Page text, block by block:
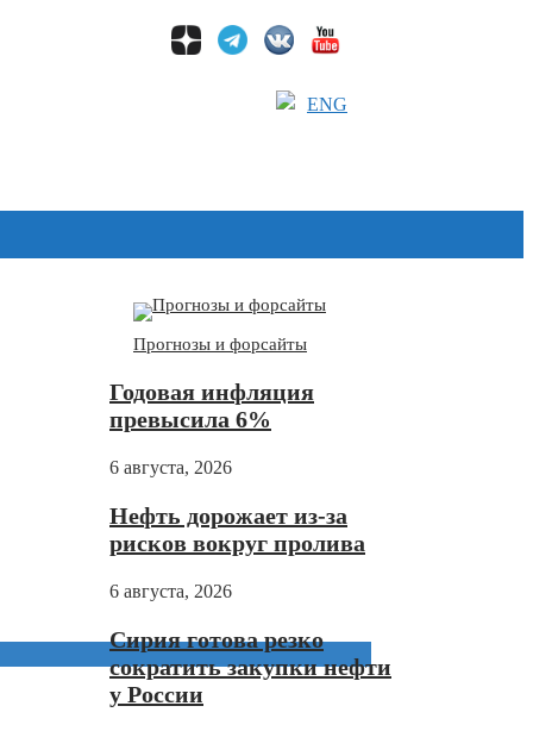
ENG
Прогнозы и форсайты
Годовая инфляция
превысила 6%
6 августа, 2026
Нефть дорожает из-за
рисков вокруг пролива
6 августа, 2026
Сирия готова резко
сократить закупки нефти
у России